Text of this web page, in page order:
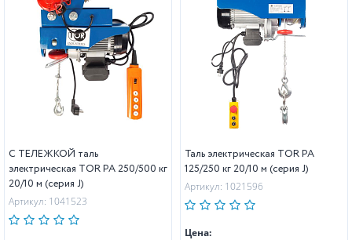
С ТЕЛЕЖКОЙ таль
электрическая TOR PA 250/500 кг
20/10 м (серия J)
Артикул: 1041523
Таль электрическая TOR PA
125/250 кг 20/10 м (серия J)
Артикул: 1021596
Цена: